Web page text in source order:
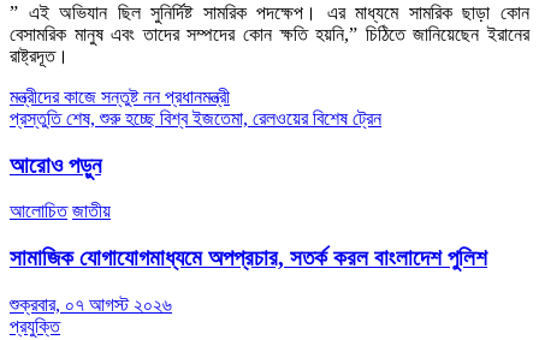
” এই অভিযান ছিল সুনির্দিষ্ট সামরিক পদক্ষেপ। এর মাধ্যমে সামরিক ছাড়া কোন
বেসামরিক মানুষ এবং তাদের সম্পদের কোন ক্ষতি হয়নি,” চিঠিতে জানিয়েছেন ইরানের
রাষ্ট্রদূত।
Post
navigation
মন্ত্রীদের কাজে সন্তুষ্ট নন প্রধানমন্ত্রী
প্রস্তুতি শেষ, শুরু হচ্ছে বিশ্ব ইজতেমা, রেলওয়ের বিশেষ ট্রেন
আরোও পড়ুন
আলোচিত জাতীয়
সামাজিক যোগাযোগমাধ্যমে অপপ্রচার, সতর্ক করল বাংলাদেশ পুলিশ
শুক্রবার, ০৭ আগস্ট ২০২৬
প্রযুক্তি